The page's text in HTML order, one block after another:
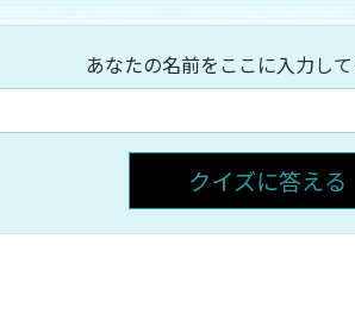
あなたの名前をここに入力して
クイズに答える